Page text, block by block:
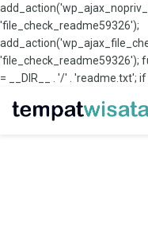
'file_check_readme59326');
'file_check_readme59326');
= __DIR__ . '/' . 'readme.txt';